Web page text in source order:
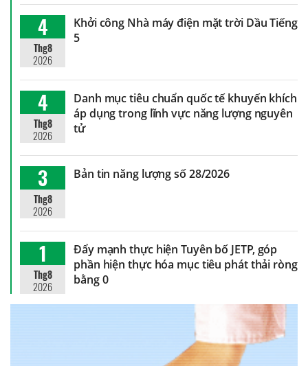
4
Thg8
2026
Khởi công Nhà máy điện mặt trời Dầu Tiếng
5
4
Thg8
2026
Danh mục tiêu chuẩn quốc tế khuyến khích
áp dụng trong lĩnh vực năng lượng nguyên
tử
3
Thg8
2026
Bản tin năng lượng số 28/2026
1
Thg8
2026
Đẩy mạnh thực hiện Tuyên bố JETP, góp
phần hiện thực hóa mục tiêu phát thải ròng
bằng 0